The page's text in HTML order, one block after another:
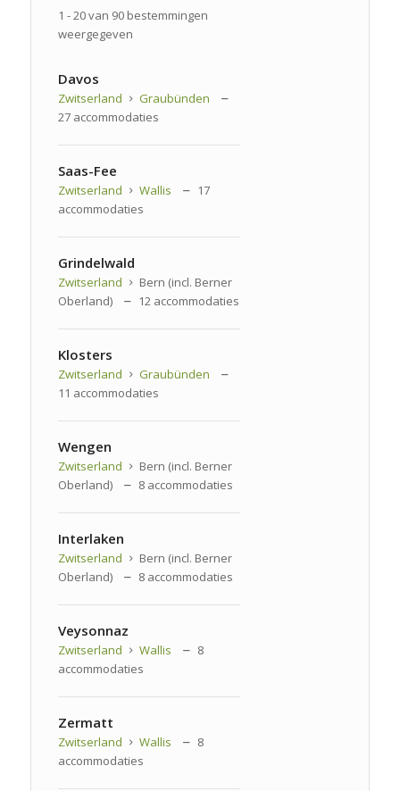
1 - 20 van 90 bestemmingen
weergegeven
Davos
Zwitserland
Graubünden
27 accommodaties
Saas-Fee
Zwitserland Wallis
17
accommodaties
Grindelwald
Zwitserland
Bern (incl. Berner
Oberland)
12 accommodaties
Klosters
Zwitserland
Graubünden
11 accommodaties
Wengen
Zwitserland
Bern (incl. Berner
Oberland)
8 accommodaties
Interlaken
Zwitserland
Bern (incl. Berner
Oberland)
8 accommodaties
Veysonnaz
Zwitserland Wallis
8
accommodaties
Zermatt
Zwitserland Wallis
8
accommodaties